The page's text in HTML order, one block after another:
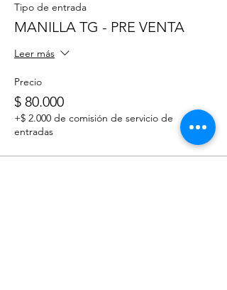
Tipo de entrada
MANILLA TG - PRE VENTA
Leer más
Precio
$ 80.000
+$ 2.000 de comisión de servicio de
entradas